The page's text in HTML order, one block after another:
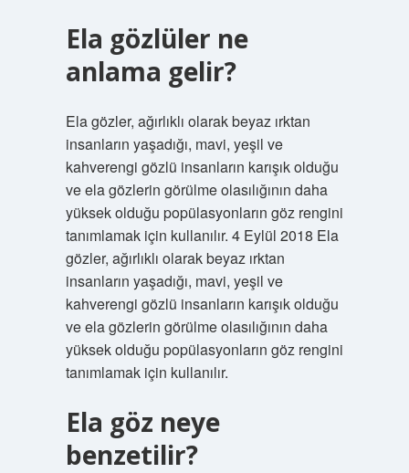
Ela gözlüler ne
anlama gelir?
Ela gözler, ağırlıklı olarak beyaz ırktan
insanların yaşadığı, mavi, yeşil ve
kahverengi gözlü insanların karışık olduğu
ve ela gözlerin görülme olasılığının daha
yüksek olduğu popülasyonların göz rengini
tanımlamak için kullanılır. 4 Eylül 2018 Ela
gözler, ağırlıklı olarak beyaz ırktan
insanların yaşadığı, mavi, yeşil ve
kahverengi gözlü insanların karışık olduğu
ve ela gözlerin görülme olasılığının daha
yüksek olduğu popülasyonların göz rengini
tanımlamak için kullanılır.
Ela göz neye
benzetilir?